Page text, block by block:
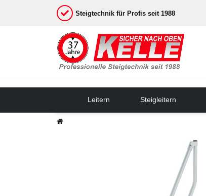
Steigtechnik für Profis seit 1988
Leitern Steigleitern